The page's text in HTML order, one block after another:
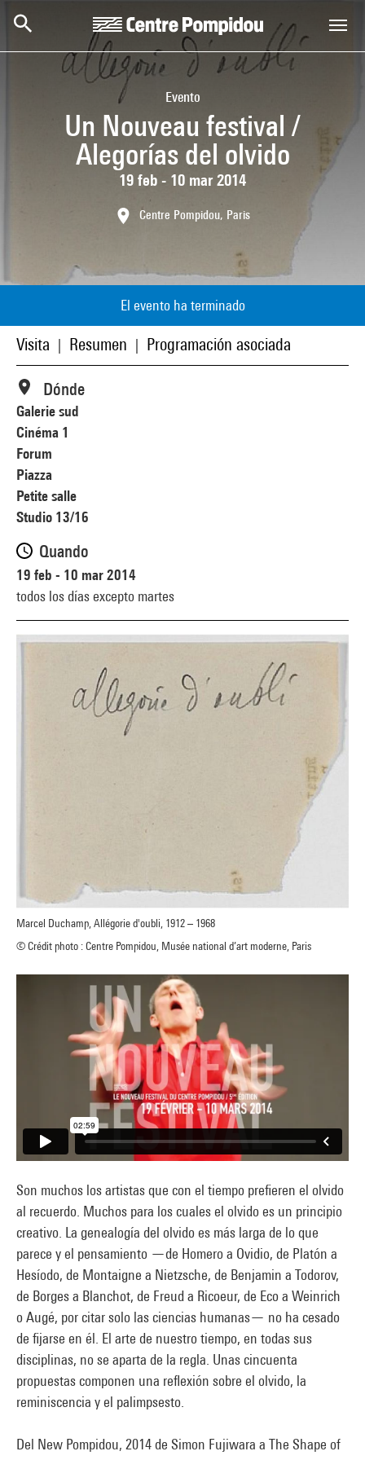
Evento
Un Nouveau festival /
Alegorías del olvido
19 feb - 10 mar 2014
Centre Pompidou, Paris
El evento ha terminado
Visita Resumen Programación asociada
Marcel Duchamp, Allégorie d'oubli, 1912 – 1968
© Crédit photo : Centre Pompidou, Musée national d’art moderne, Paris
Son muchos los artistas que con el tiempo prefieren el olvido
al recuerdo. Muchos para los cuales el olvido es un principio
creativo. La genealogía del olvido es más larga de lo que
parece y el pensamiento —de Homero a Ovidio, de Platón a
Hesíodo, de Montaigne a Nietzsche, de Benjamin a Todorov,
de Borges a Blanchot, de Freud a Ricoeur, de Eco a Weinrich
o Augé, por citar solo las ciencias humanas— no ha cesado
de fijarse en él. El arte de nuestro tiempo, en todas sus
disciplinas, no se aparta de la regla. Unas cincuenta
propuestas componen una reflexión sobre el olvido, la
reminiscencia y el palimpsesto.
Del New Pompidou, 2014 de Simon Fujiwara a The Shape of
Dónde
Galerie sud
Cinéma 1
Forum
Piazza
Petite salle
Studio 13/16
Quando
19 feb - 10 mar 2014
todos los días excepto martes